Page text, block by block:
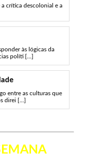
crítica descolonial e a
às lógicas da
políti [...]
entre as culturas que
direi [...]